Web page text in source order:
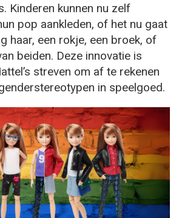
Kinderen kunnen nu zelf
pop aankleden, of het nu gaat
haar, een rokje, een broek, of
beiden. Deze innovatie is
streven om af te rekenen
in speelgoed.